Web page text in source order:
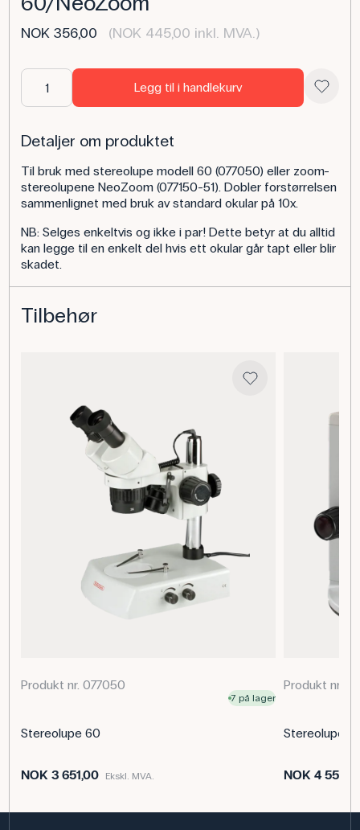
NOK 356,00 (NOK 445,00 inkl. MVA.)
Legg til i handlekurv
Detaljer om produktet
Til bruk med stereolupe modell 60 (077050) eller zoom-
stereolupene NeoZoom (077150-51). Dobler forstørrelsen
sammenlignet med bruk av standard okular på 10x.
NB: Selges enkeltvis og ikke i par! Dette betyr at du alltid
kan legge til en enkelt del hvis ett okular går tapt eller blir
skadet.
Tilbehør
Produkt nr. 077050
7 på lager
Stereolupe 60
NOK 3 651,00 Ekskl. MVA.
Produkt nr.
Stereolupe
NOK 4